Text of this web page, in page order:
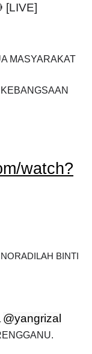
[LIVE]
MASYARAKAT
watch?
BINTI
@yangrizal